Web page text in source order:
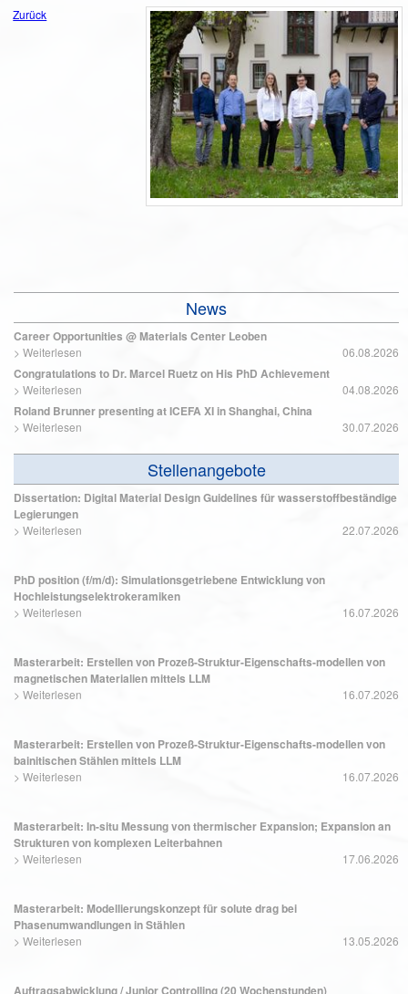
Zurück
News
Career Opportunities @ Materials Center Leoben
> Weiterlesen 06.08.2026
Congratulations to Dr. Marcel Ruetz on His PhD Achievement
> Weiterlesen 04.08.2026
Roland Brunner presenting at ICEFA XI in Shanghai, China
> Weiterlesen 30.07.2026
Stellenangebote
Dissertation: Digital Material Design Guidelines für wasserstoffbeständige
Legierungen
> Weiterlesen 22.07.2026
PhD position (f/m/d): Simulationsgetriebene Entwicklung von
Hochleistungselektrokeramiken
> Weiterlesen 16.07.2026
Masterarbeit: Erstellen von Prozeß-Struktur-Eigenschafts-modellen von
magnetischen Materialien mittels LLM
> Weiterlesen 16.07.2026
Masterarbeit: Erstellen von Prozeß-Struktur-Eigenschafts-modellen von
bainitischen Stählen mittels LLM
> Weiterlesen 16.07.2026
Masterarbeit: In-situ Messung von thermischer Expansion; Expansion an
Strukturen von komplexen Leiterbahnen
> Weiterlesen 17.06.2026
Masterarbeit: Modellierungskonzept für solute drag bei
Phasenumwandlungen in Stählen
> Weiterlesen 13.05.2026
Auftragsabwicklung / Junior Controlling (20 Wochenstunden)